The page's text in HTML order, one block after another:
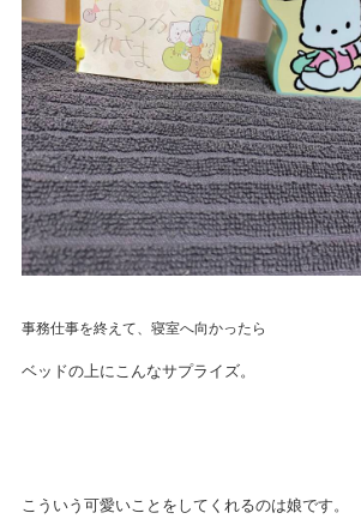
事務仕事を終えて、寝室へ向かったら
ベッドの上にこんなサプライズ。
こういう可愛いことをしてくれるのは娘です。